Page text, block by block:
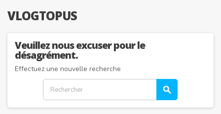
VLOGTOPUS
Veuillez nous excuser pour le
désagrément.
Effectuez une nouvelle recherche
search